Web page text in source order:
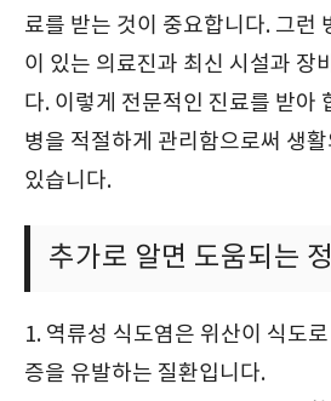
료를 받는 것이 중요합니다. 그런
이 있는 의료진과 최신 시설과 장
다. 이렇게 전문적인 진료를 받아
병을 적절하게 관리함으로써 생
있습니다.
추가로 알면 도움되는
1. 역류성 식도염은 위산이 식도
증을 유발하는 질환입니다.